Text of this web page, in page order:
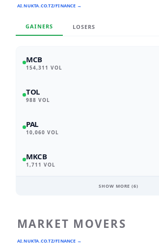
AI.NUKTA.CO.TZ/FINANCE →
GAINERS LOSERS
MCB
154,311 VOL
TOL
988 VOL
PAL
10,060 VOL
MKCB
1,711 VOL
SHOW MORE (6)
MARKET MOVERS
AI.NUKTA.CO.TZ/FINANCE →